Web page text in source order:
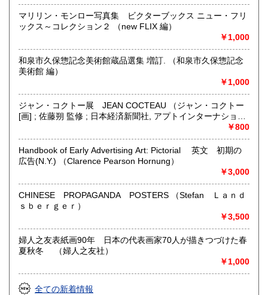
取り扱い分野
哲学宗教、歴史、美術工芸、近代文献、趣味、古書一般（そ
の他）
マリリン・モンロー写真集 ビクターブックス ニュー・フリ
ックス～コレクション２ （new FLIX 編）
￥1,000
和泉市久保惣記念美術館蔵品選集 増訂. （和泉市久保惣記念
美術館 編）
￥1,000
ジャン・コクトー展 JEAN COCTEAU （ジャン・コクトー
[画] ; 佐藤朔 監修 ; 日本経済新聞社, アプトインターナショナ
￥800
Handbook of Early Advertising Art: Pictorial 英文 初期の
広告(N.Y.) （Clarence Pearson Hornung）
￥3,000
CHINESE PROPAGANDA POSTERS （Stefan Ｌａｎｄ
ｓｂｅｒｇｅｒ）
￥3,500
婦人之友表紙画90年 日本の代表画家70人が描きつづけた春
夏秋冬 （婦人之友社）
￥1,000
全ての新着情報